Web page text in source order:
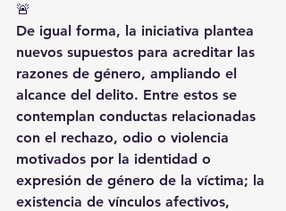
🚨
De igual forma, la iniciativa plantea
nuevos supuestos para acreditar las
razones de género, ampliando el
alcance del delito. Entre estos se
contemplan conductas relacionadas
con el rechazo, odio o violencia
motivados por la identidad o
expresión de género de la víctima; la
existencia de vínculos afectivos,